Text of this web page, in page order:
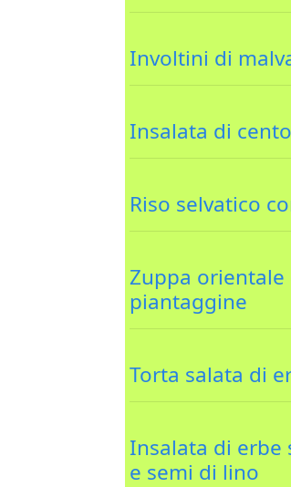
Involtini di
Insalata di
Riso selvatico
Zuppa orientale
piantaggine
Torta salata di
Insalata di erbe
e semi di lino